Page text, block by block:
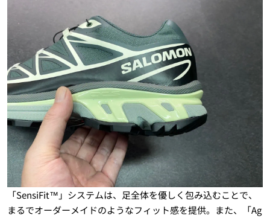
「SensiFit™」システムは、足全体を優しく包み込むことで、
まるでオーダーメイドのようなフィット感を提供。また、「Ag